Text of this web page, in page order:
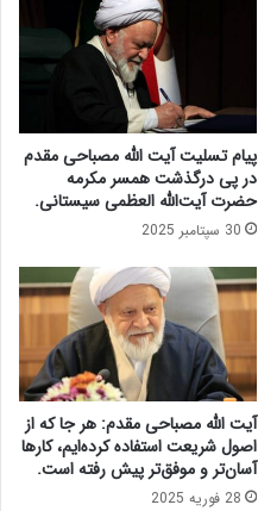
پیام تسلیت آیت الله مصباحی مقدم
در پی درگذشت همسر مکرمه
حضرت آیت‌الله العظمی سیستانی.
30 سپتامبر 2025
آیت الله مصباحی مقدم: هر جا که از
اصول شریعت استفاده کرده‌ایم، کارها
آسان‌تر و موفق‌تر پیش رفته است.
28 فوریه 2025